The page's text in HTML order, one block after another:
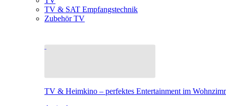
TV & SAT Empfangstechnik
Zubehör TV
TV & Heimkino – perfektes Entertainment im